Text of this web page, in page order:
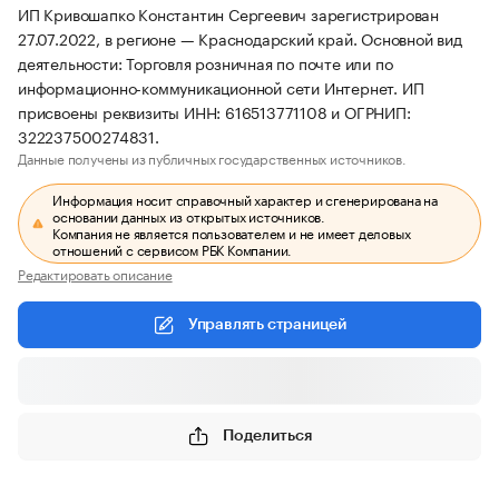
ИП Кривошапко Константин Сергеевич зарегистрирован
27.07.2022, в регионе — Краснодарский край. Основной вид
деятельности: Торговля розничная по почте или по
информационно-коммуникационной сети Интернет. ИП
присвоены реквизиты ИНН: 616513771108 и ОГРНИП:
322237500274831.
Данные получены из публичных государственных источников.
Информация носит справочный характер и сгенерирована на
основании данных из открытых источников.
Компания не является пользователем и не имеет деловых
отношений с сервисом РБК Компании.
Редактировать описание
Управлять страницей
Поделиться